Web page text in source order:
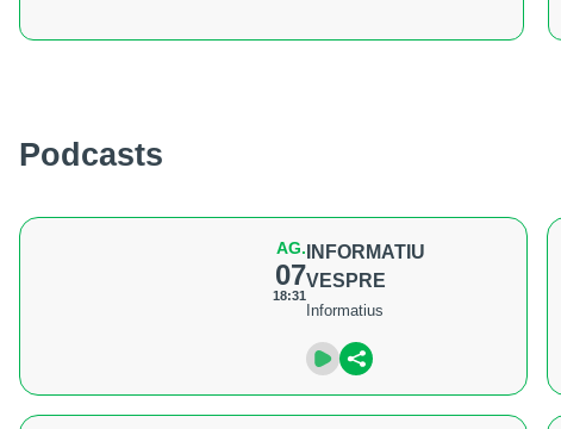
Podcasts
AG.
07
18:31
INFORMATIU
VESPRE
Informatius